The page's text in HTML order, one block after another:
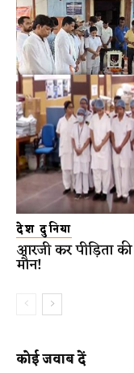
देश दुनिया
आरजी कर पीड़िता
मौन!
कोई जवाब दें